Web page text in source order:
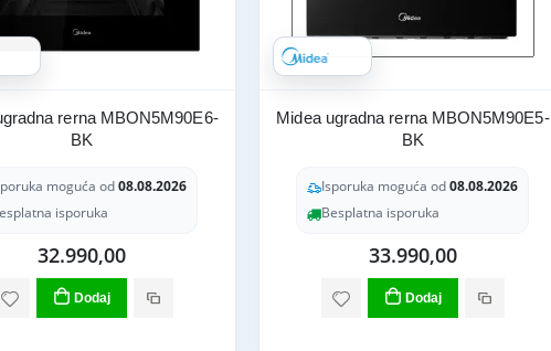
rerna MBON5M90E6-
BK
moguća od08.08.2026
isporuka
32.990,00
Dodaj
Midea ugradna rerna MBON5M90E5-
BK
Isporuka moguća od08.08.2026
Besplatna isporuka
33.990,00
Dodaj